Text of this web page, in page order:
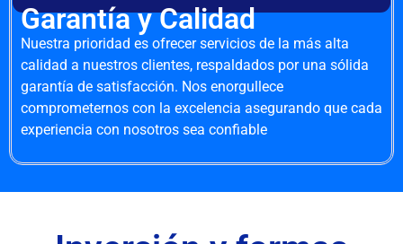
Garantía y Calidad
Nuestra prioridad es ofrecer servicios de la más alta
calidad a nuestros clientes, respaldados por una sólida
garantía de satisfacción. Nos enorgullece
comprometernos con la excelencia asegurando que cada
experiencia con nosotros sea confiable